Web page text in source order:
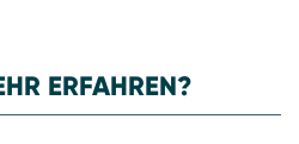
ERFAHREN?